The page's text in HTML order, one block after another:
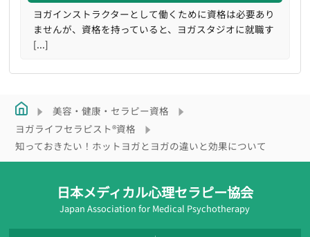
ヨガインストラクターとして働くために資格は必要あり
ませんが、資格を持っていると、ヨガスタジオに就職す
[...]
美容・健康・セラピー資格
ヨガライフセラピスト®資格
知っておきたい！ホットヨガとヨガの違いと効果について
日本メディカル心理セラピー協会
Japan Association for Medical Psychotherapy